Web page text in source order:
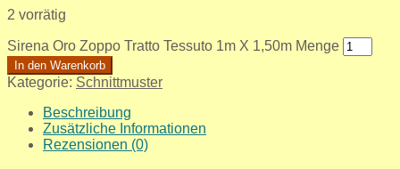
2 vorrätig
Sirena Oro Zoppo Tratto Tessuto 1m X 1,50m Menge
In den Warenkorb
Kategorie: Schnittmuster
Beschreibung
Zusätzliche Informationen
Rezensionen (0)